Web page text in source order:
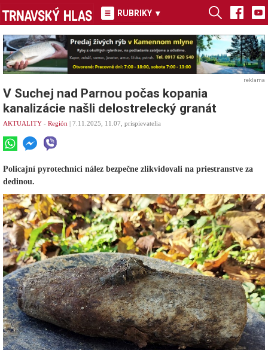
RUBRIKY ▾
reklama
V Suchej nad Parnou počas kopania
kanalizácie našli delostrelecký granát
AKTUALITY - Región | 7.11.2025, 11.07, prispievatelia
Policajní pyrotechnici nález bezpečne zlikvidovali na priestranstve za
dedinou.